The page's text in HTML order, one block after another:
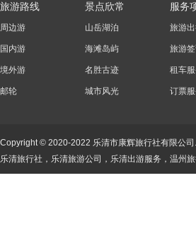
旅游路线
周边游
国内游
境外游
邮轮
景点欣常
山岳湖泊
海滩岛屿
名胜古迹
城市风光
服务
旅游
旅游
租车
订票
Copyright © 2020-2022 乐清市康辉旅行社有限
乐清旅行社，乐清旅游公司，乐清出游服务，温州